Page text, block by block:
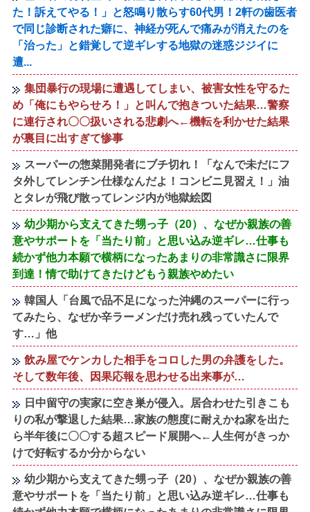
た！訴えてやる！」と怒鳴り散らす60代男！2軒の歯医者
で同じ診断された癖に、神経が死んで痛みが消えたのを
「治った」と錯覚して逆ギレする地獄の迷惑ジジイに
遭...
集団暴行の現場に遭遇してしまい、被害女性を守るた
め「俺にもやらせろ！」と叫んで抱きついた結果…警察
に連行され〇〇扱いされる悲劇へ←機転を利かせた結果
が裏目に出すぎて惨事
スーパーの惣菜開発者にブチ切れ！「なんで未だにフ
タ外してレンチン仕様なんだよ！コンビニ見習え！」油
とタレが飛び散ってレンジ内が地獄絵図
幼少期から支えてきた甥っ子（20）、なぜか親族の善
意やサポートを「当たり前」と思い込み逆ギレ…仕事も
続かず他力本願で横柄になったあまりの非常識さに限界
到達！情で助けてきたけどもう親族やめたい
韓国人「台風で品不足になった沖縄のスーパーに行っ
てみたら、なぜか辛ラーメンだけ売れ残っていたんで
す…」他
飲み屋でケンカした相手をコロした男の弁護をした。
そして数年後、因果応報を思わせる出来事が…
日中留守の実家に空き巣が侵入。居合わせた引きこも
りの私が撃退した結果…家族の態度に耐えかね家を出た
ら半年後に〇〇する超スピード展開へ←人生何がきっか
けで好転するか分からない
幼少期から支えてきた甥っ子（20）、なぜか親族の善
意やサポートを「当たり前」と思い込み逆ギレ…仕事も